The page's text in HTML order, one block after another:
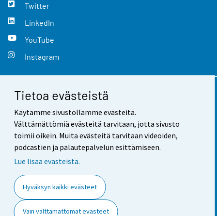
Tietoa evästeistä
Käytämme sivustollamme evästeitä.
Välttämättömiä evästeitä tarvitaan, jotta sivusto
toimii oikein. Muita evästeitä tarvitaan videoiden,
podcastien ja palautepalvelun esittämiseen.
Lue lisää evästeistä.
Hyväksyn kaikki evästeet
Vain välttämättömät evästeet
Twitter
LinkedIn
YouTube
Instagram
Yhteystiedot
Palaute
Käyttöehdot
Saavutettavuus
Tietoa sivustosta